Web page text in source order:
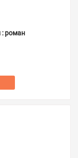
: роман